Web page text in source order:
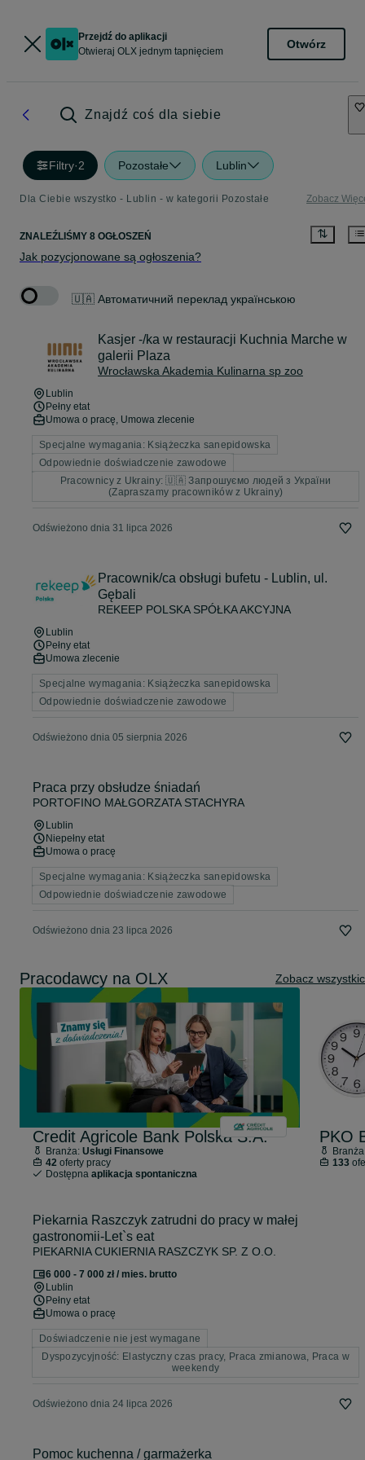
Przejdź do aplikacji
Otwieraj OLX jednym tapnięciem
Otwórz
Znajdź coś dla siebie
Filtry·2 Pozostałe Lublin
Dla Ciebie wszystko - Lublin - w kategorii Pozostałe Zobacz
ZNALEŹLIŚMY 8 OGŁOSZEŃ
Jak pozycjonowane są ogłoszenia?
🇺🇦 Автоматичний переклад українською
Kasjer -/ka w restauracji Kuchnia Marche w
galerii Plaza
Wrocławska Akademia Kulinarna sp zoo
Lublin
Pełny etat
Umowa o pracę, Umowa zlecenie
Specjalne wymagania: Książeczka sanepidowska
Odpowiednie doświadczenie zawodowe
Pracownicy z Ukrainy: 🇺🇦 Запрошуємо людей з України
(Zapraszamy pracowników z Ukrainy)
Odświeżono dnia 31 lipca 2026
Pracownik/ca obsługi bufetu - Lublin, ul.
Gębali
REKEEP POLSKA SPÓŁKA AKCYJNA
Lublin
Pełny etat
Umowa zlecenie
Specjalne wymagania: Książeczka sanepidowska
Odpowiednie doświadczenie zawodowe
Odświeżono dnia 05 sierpnia 2026
Praca przy obsłudze śniadań
PORTOFINO MAŁGORZATA STACHYRA
Lublin
Niepełny etat
Umowa o pracę
Specjalne wymagania: Książeczka sanepidowska
Odpowiednie doświadczenie zawodowe
Odświeżono dnia 23 lipca 2026
Pracodawcy na OLX Zobacz
Credit Agricole Bank Polska S.A.
Branża: Usługi Finansowe
42oferty pracy
Dostępna aplikacja spontaniczna
PKO
133
Piekarnia Raszczyk zatrudni do pracy w małej
gastronomii-Let`s eat
PIEKARNIA CUKIERNIA RASZCZYK SP. Z O.O.
6 000 - 7 000 zł / mies. brutto
Lublin
Pełny etat
Umowa o pracę
Doświadczenie nie jest wymagane
Dyspozycyjność: Elastyczny czas pracy, Praca zmianowa, Praca w
weekendy
Odświeżono dnia 24 lipca 2026
Pomoc kuchenna / garmażerka